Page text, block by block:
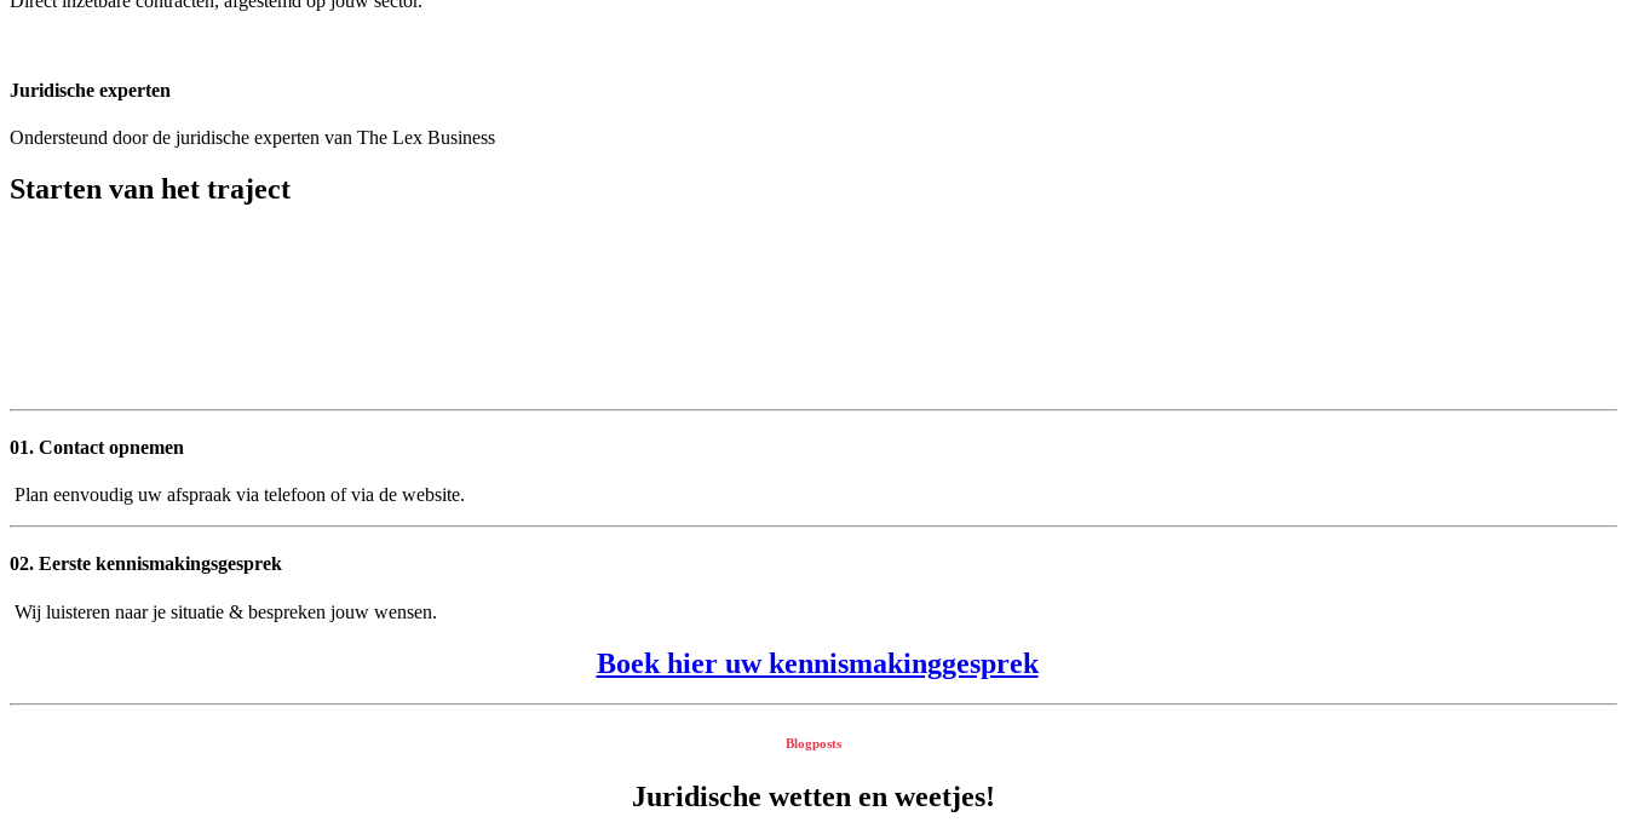
Juridische experten
Ondersteund door de juridische experten van The Lex Business
Starten van het traject
01. ​​Contact opnemen
​​Plan eenvoudig uw afspraak via telefoon of via de website.
02. Eerste kennismakingsgesprek
​​Wij luisteren naar je situatie & bespreken jouw wensen.
Boek hier uw kennismakinggesprek
Blogposts
Juridische wetten en weetjes!